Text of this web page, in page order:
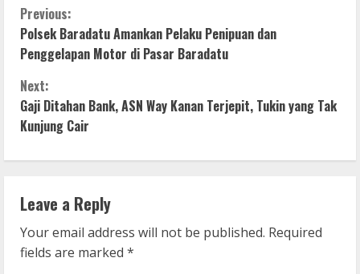
C
o
n
t
i
n
u
e
Previous:
Polsek Baradatu Amankan Pelaku Penipuan dan
Penggelapan Motor di Pasar Baradatu
Next:
Gaji Ditahan Bank, ASN Way Kanan Terjepit, Tukin yang Tak
Kunjung Cair
Leave a Reply
Your email address will not be published. Required
fields are marked *